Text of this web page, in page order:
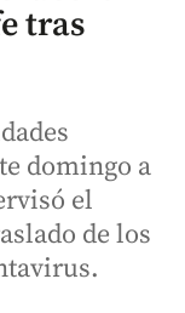
tras
domingo a
el
de los